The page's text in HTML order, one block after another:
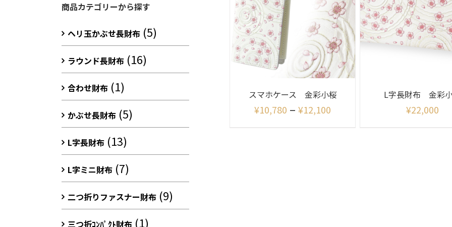
スマホケース 金彩小桜
¥10,780 –¥12,100
L字長財布 金彩
¥22,000
商品カテゴリーから探す
ヘリ玉かぶせ長財布 (5)
ラウンド長財布 (16)
合わせ財布 (1)
かぶせ長財布 (5)
L字長財布 (13)
L字ミニ財布 (7)
二つ折りファスナー財布 (9)
三つ折ｺﾝﾊﾟｸﾄ財布 (1)